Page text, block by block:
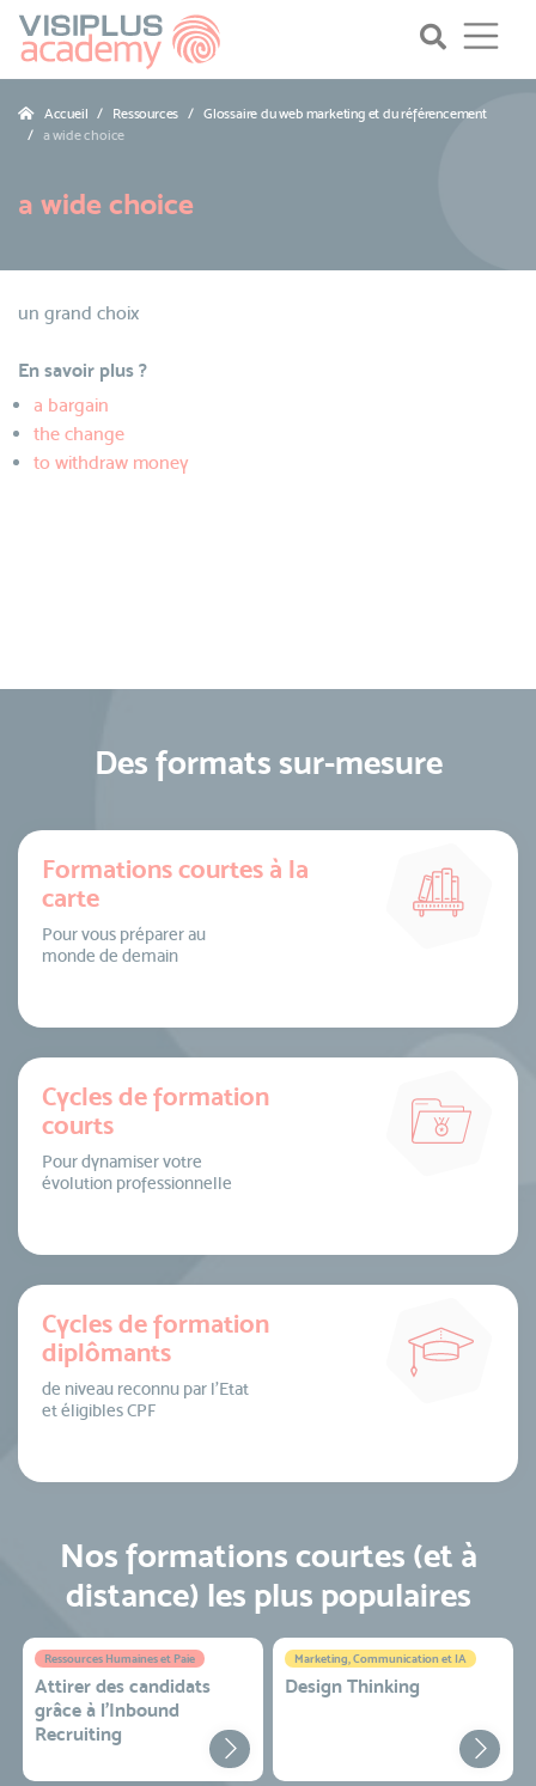
Accueil Ressources
Glossaire du web marketing et du référencement
a wide choice
a wide choice
un grand choix
En savoir plus ?
a bargain
the change
to withdraw money
Des formats sur-mesure
Formations courtes à la
carte
Pour vous préparer au
monde de demain
Cycles de formation
courts
Pour dynamiser votre
évolution professionnelle
Cycles de formation
diplômants
de niveau reconnu par l’Etat
et éligibles CPF
Nos formations courtes (et à
distance) les plus populaires
Ressources Humaines et Paie
Attirer des candidats
grâce à l’Inbound
Recruiting
Marketing, Communication et IA
Design Thinking